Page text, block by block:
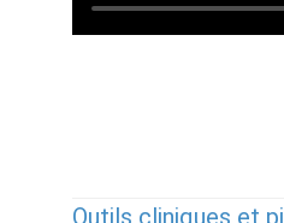
Outils cliniques et